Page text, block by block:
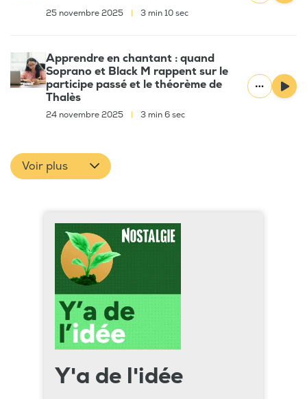
25 novembre 2025 3 min 10 sec
Apprendre en chantant : quand
Soprano et Black M rappent sur le
participe passé et le théorème de
Thalès
24 novembre 2025 3 min 6 sec
Voir plus
Y'a de l'idée